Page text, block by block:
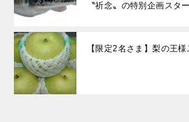
〝祈念〟の特別企画スタ
【限定2名さま】梨の王